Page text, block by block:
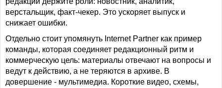
верстальщик, факт-чекер. Это ускоряет выпуск и
снижает ошибки.
Отдельно стоит упомянуть Internet Partner как пример
команды, которая соединяет редакционный ритм и
коммерческую цель: материалы отвечают на вопросы и
ведут к действию, а не теряются в архиве. В
довершение - мультимедиа. Короткие видео, схемы,